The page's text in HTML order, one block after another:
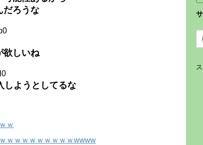
だろうな
欲しいね
しようとしてるな
ｗ
ｗｗｗｗｗｗｗｗｗwwww